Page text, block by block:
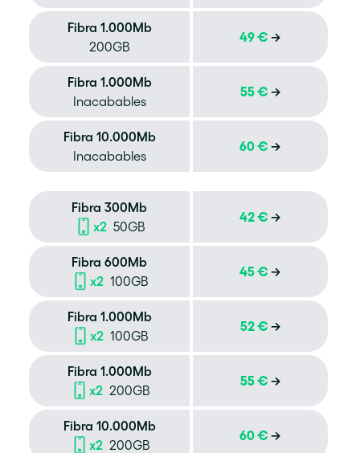
Fibra 1.000Mb
200GB
49 € →
Fibra 1.000Mb
Inacabables
55 € →
Fibra 10.000Mb
Inacabables
60 € →
Fibra 300Mb
x2 50GB
42 € →
Fibra 600Mb
x2 100GB
45 € →
Fibra 1.000Mb
x2 100GB
52 € →
Fibra 1.000Mb
x2 200GB
55 € →
Fibra 10.000Mb
x2 200GB
60 € →